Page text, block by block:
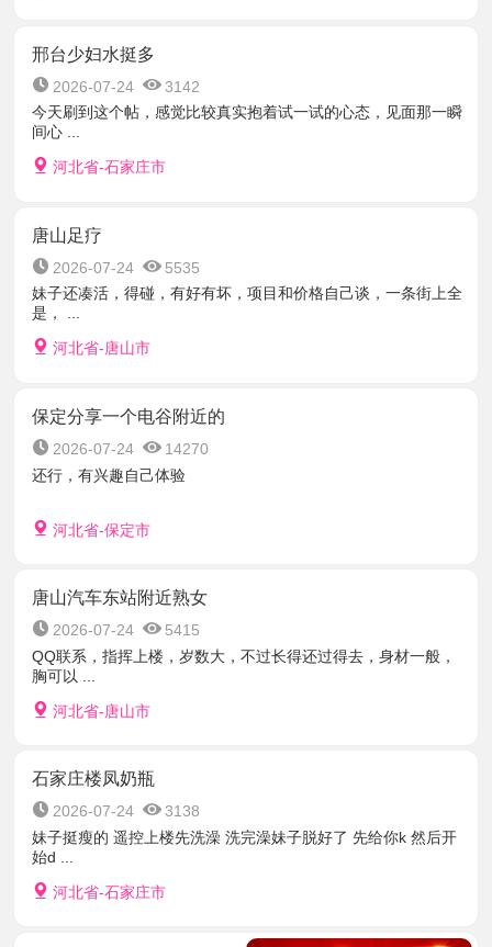
邢台少妇水挺多
2026-07-24
3142
今天刷到这个帖，感觉比较真实抱着试一试的心态，见面那一瞬
间心 ...
河北省-石家庄市
唐山足疗
2026-07-24
5535
妹子还凑活，得碰，有好有坏，项目和价格自己谈，一条街上全
是， ...
河北省-唐山市
保定分享一个电谷附近的
2026-07-24
14270
还行，有兴趣自己体验
河北省-保定市
唐山汽车东站附近熟女
2026-07-24
5415
QQ联系，指挥上楼，岁数大，不过长得还过得去，身材一般，
胸可以 ...
河北省-唐山市
石家庄楼凤奶瓶
2026-07-24
3138
妹子挺瘦的 遥控上楼先洗澡 洗完澡妹子脱好了 先给你k 然后开
始d ...
河北省-石家庄市